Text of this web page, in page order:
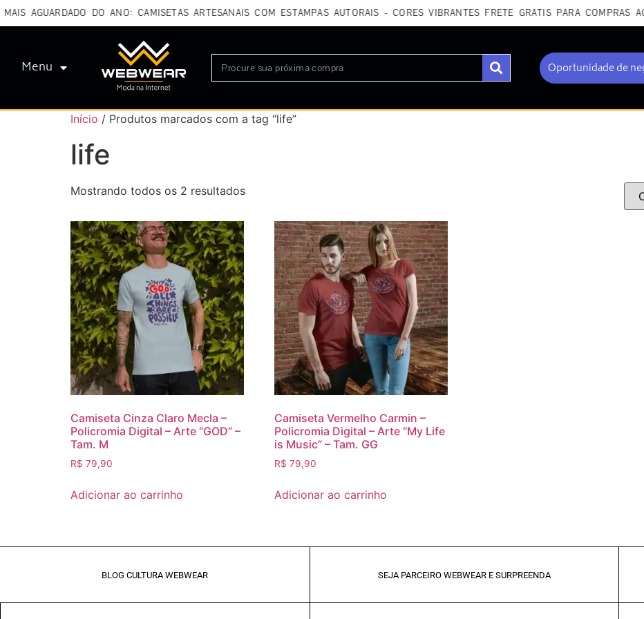
AGUARDADO DO ANO: CAMISETAS ARTESANAIS COM ESTAMPAS AUTORAIS - CORES VIBRANTES FRETE GRÁTIS PARA COMPRAS
Menu Oportunidade de
Início / Produtos marcados com a tag “life”
life
Mostrando todos os 2 resultados
Camiseta Cinza Claro Mecla –
Policromia Digital – Arte “GOD” –
Tam. M
R$ 79,90
Adicionar ao carrinho
Camiseta Vermelho Carmin –
Policromia Digital – Arte “My Life
is Music” – Tam. GG
R$ 79,90
Adicionar ao carrinho
BLOG CULTURA WEBWEAR SEJA PARCEIRO WEBWEAR E SURPREENDA